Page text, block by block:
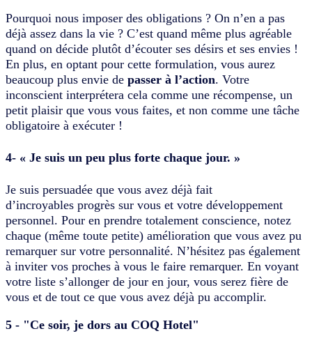
Pourquoi nous imposer des obligations ? On n’en a pas
déjà assez dans la vie ? C’est quand même plus agréable
quand on décide plutôt d’écouter ses désirs et ses envies !
En plus, en optant pour cette formulation, vous aurez
beaucoup plus envie de passer à l’action. Votre
inconscient interprétera cela comme une récompense, un
petit plaisir que vous vous faites, et non comme une tâche
obligatoire à exécuter !
4- « Je suis un peu plus forte chaque jour. »
Je suis persuadée que vous avez déjà fait
d’incroyables progrès sur vous et votre développement
personnel. Pour en prendre totalement conscience, notez
chaque (même toute petite) amélioration que vous avez pu
remarquer sur votre personnalité. N’hésitez pas également
à inviter vos proches à vous le faire remarquer. En voyant
votre liste s’allonger de jour en jour, vous serez fière de
vous et de tout ce que vous avez déjà pu accomplir.
5 - "Ce soir, je dors au COQ Hotel"